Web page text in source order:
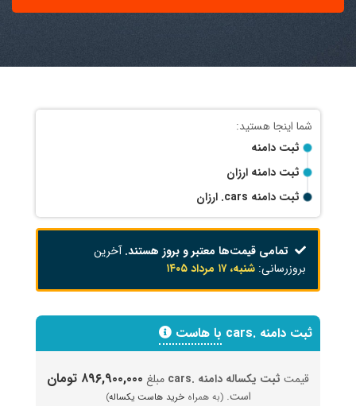
ثبت دامنه
ثبت دامنه ارزان
ثبت دامنه .cars ارزان
تمامی قیمت‌ها معتبر و بروز هستند.آخرین
بروزرسانی: شنبه، ۱۷ مرداد ۱۴۰۵
ثبت دامنه .cars با هاست
قیمت ثبت یکساله دامنه .cars مبلغ ۸۹۶,۹۰۰,۰۰۰ تومان
است.(به همراهخرید هاست یکساله)